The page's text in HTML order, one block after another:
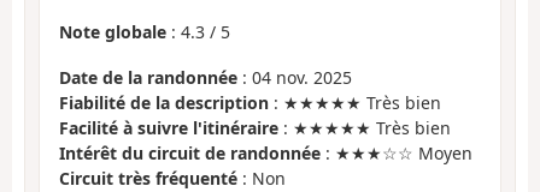
Note globale : 4.3 / 5
Date de la randonnée : 04 nov. 2025
Fiabilité de la description : ★★★★★ Très bien
Facilité à suivre l'itinéraire : ★★★★★ Très bien
Intérêt du circuit de randonnée : ★★★☆☆ Moyen
Circuit très fréquenté : Non